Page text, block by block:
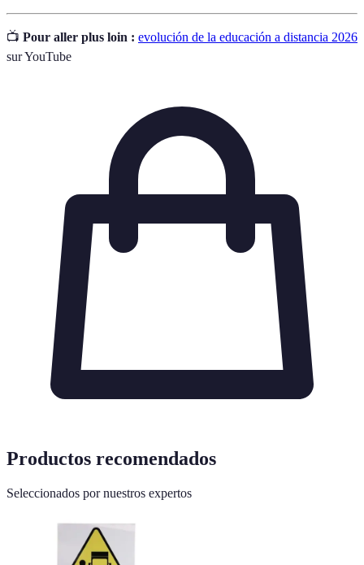
📺 Pour aller plus loin : evolución de la educación a distancia 2026
sur YouTube
Productos recomendados
Seleccionados por nuestros expertos